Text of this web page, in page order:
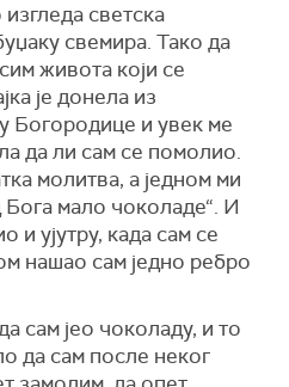
светска
свемира. Тако да
живота који се
је донела из
Богородице и увек ме
да ли сам се помолио.
молитва, а једном ми
Бога мало чоколаде“. И
и ујутру, када сам се
нашао сам једно ребро
сам јео чоколаду, и то
да сам после неког